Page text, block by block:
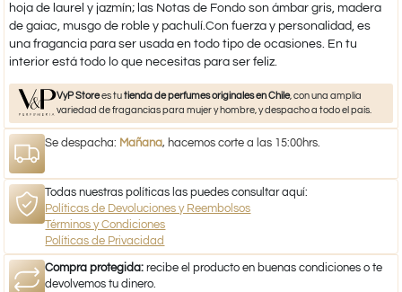
hoja de laurel y jazmín; las Notas de Fondo son ámbar gris, madera
de gaiac, musgo de roble y pachulí.Con fuerza y personalidad, es
una fragancia para ser usada en todo tipo de ocasiones. En tu
interior está todo lo que necesitas para ser feliz.
VyP Storees tutienda de perfumes originales en Chile, con una amplia
variedad de fragancias para mujer y hombre, y despacho a todo el país.
Se despacha: Mañana, hacemos corte a las 15:00hrs.
Todas nuestras políticas las puedes consultar aquí:
Políticas de Devoluciones y Reembolsos
Términos y Condiciones
Políticas de Privacidad
Compra protegida: recibe el producto en buenas condiciones o te
devolvemos tu dinero.